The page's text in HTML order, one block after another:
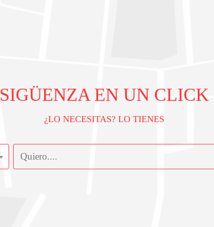
SIGÜENZA EN UN CLICK
¿LO NECESITAS? LO TIENES